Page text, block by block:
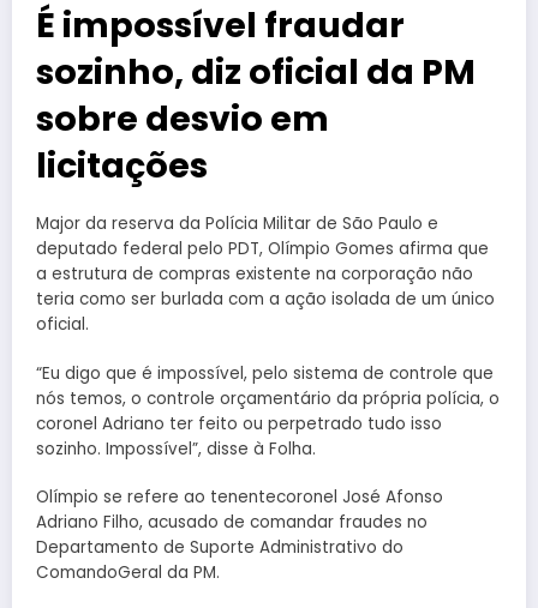
É impossível fraudar
sozinho, diz oficial da PM
sobre desvio em
licitações
Major da reserva da Polícia Militar de São Paulo e
deputado federal pelo PDT, Olímpio Gomes afirma que
a estrutura de compras existente na corporação não
teria como ser burlada com a ação isolada de um único
oficial.
“Eu digo que é impossível, pelo sistema de controle que
nós temos, o controle orçamentário da própria polícia, o
coronel Adriano ter feito ou perpetrado tudo isso
sozinho. Impossível”, disse à Folha.
Olímpio se refere ao tenente­coronel José Afonso
Adriano Filho, acusado de comandar fraudes no
Departamento de Suporte Administrativo do
ComandoGeral da PM.